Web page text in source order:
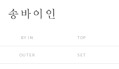
BY IN TOP
OUTER SET